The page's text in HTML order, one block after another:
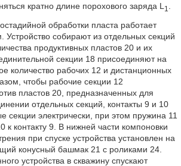
кратно длине порохового заряда L 1
обработки пласта работает
собирают из отдельных секций
продуктивных пластов 20 и их
секции 18 присоединяют на
количество рабочих 12 и дистанционных
чтобы рабочие секции 12
пластов 20, предназначенных для
отдельных секций, контакты 9 и 10
секции электрически, при этом пружина 11
к контакту 9. В нижней части компоновки
при спуске устройства установлен на
конусный башмак 21 с роликами 24.
устройства в скважину спускают